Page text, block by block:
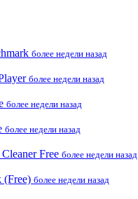
более недели назад
более недели назад
более недели назад
более недели назад
Free более недели назад
(Free) более недели назад